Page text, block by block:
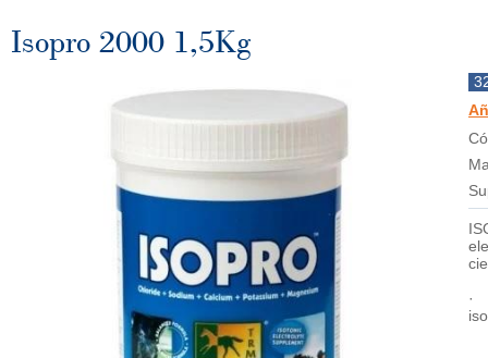
Isopro 2000 1,5Kg
·